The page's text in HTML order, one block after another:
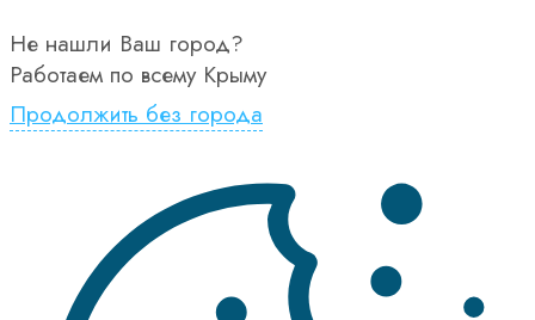
Не нашли Ваш город?
Работаем по всему Крыму
Продолжить без города